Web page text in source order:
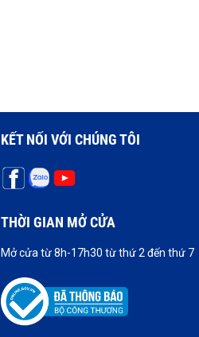
KẾT NỐI VỚI CHÚNG TÔI
THỜI GIAN MỞ CỬA
Mở cửa từ 8h-17h30 từ thứ 2 đến thứ 7